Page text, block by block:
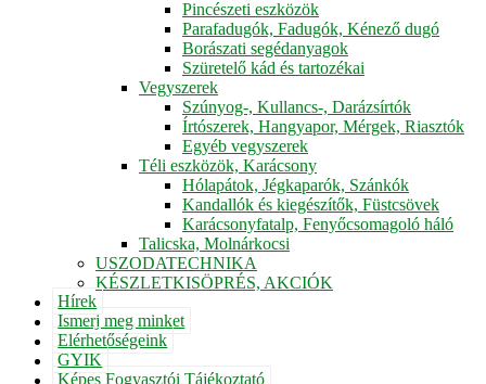
Pincészeti eszközök
Parafadugók, Fadugók, Kénező dugó
Borászati segédanyagok
Szüretelő kád és tartozékai
Vegyszerek
Szúnyog-, Kullancs-, Darázsírtók
Írtószerek, Hangyapor, Mérgek, Riasztók
Egyéb vegyszerek
Téli eszközök, Karácsony
Hólapátok, Jégkaparók, Szánkók
Kandallók és kiegészítők, Füstcsövek
Karácsonyfatalp, Fenyőcsomagoló háló
Talicska, Molnárkocsi
USZODATECHNIKA
KÉSZLETKISÖPRÉS, AKCIÓK
Hírek
Ismerj meg minket
Elérhetőségeink
GYIK
Képes Fogyasztói Tájékoztató